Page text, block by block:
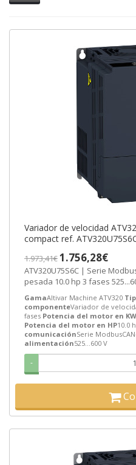
Variador de velocidad
compact ref.
1.973,41€1.756,28€
ATV320U75S6C | Serie
pesada 10.0
GamaAltivar Machine ATV320
componenteVariador de
fases Potencia del motor en KW
Potencia del motor en HP10.0
comunicaciónSerie
alimentación525...600 V
-